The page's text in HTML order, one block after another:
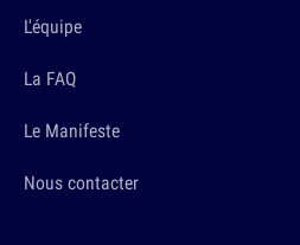
L'équipe
La FAQ
Le Manifeste
Nous contacter